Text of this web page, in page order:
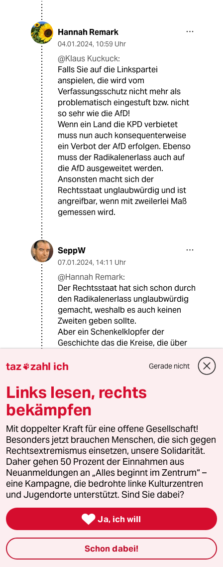
Hannah Remark
04.01.2024, 10:59 Uhr
@Klaus Kuckuck:
Falls Sie auf die Linkspartei
anspielen, die wird vom
Verfassungsschutz nicht mehr als
problematisch eingestuft bzw. nicht
so sehr wie die AfD!
Wenn ein Land die KPD verbietet
muss nun auch konsequenterweise
ein Verbot der AfD erfolgen. Ebenso
muss der Radikalenerlass auch auf
die AfD ausgeweitet werden.
Ansonsten macht sich der
Rechtsstaat unglaubwürdig und ist
angreifbar, wenn mit zweilerlei Maß
gemessen wird.
SeppW
07.01.2024, 14:11 Uhr
@Hannah Remark:
Der Rechtsstaat hat sich schon durch
den Radikalenerlass unglaubwürdig
gemacht, weshalb es auch keinen
Zweiten geben sollte.
Aber ein Schenkelklopfer der
Geschichte das die Kreise, die über
gezetert hatten, nun einen Zweiten
politischen Erzfeind geht.
KW Klaus Waldhans
04.01.2024,08:59 Uhr
Es ist doch völlig irrelevant, wen die AFD auf
ihre 'Unvereinbarkeitsliste' setzen, es schert
sich eh niemand drum.
Im AFD Duktus stehn da nämlich auch:
Demokratie, Pluralismus, Mitmenschlichkeit.....
Troll Eulenspiegel
04.01.2024,10:00 Uhr
taz zahl ich Gerade nicht
Links lesen, rechts
bekämpfen
Mit doppelter Kraft für eine offene Gesellschaft!
Besonders jetzt brauchen Menschen, die sich gegen
Rechtsextremismus einsetzen, unsere Solidarität.
Daher gehen 50 Prozent der Einnahmen aus
Neuanmeldungen an „Alles beginnt im Zentrum“ –
eine Kampagne, die bedrohte linke Kulturzentren
und Jugendorte unterstützt. Sind Sie dabei?
 Ja, ich will
Schon dabei!